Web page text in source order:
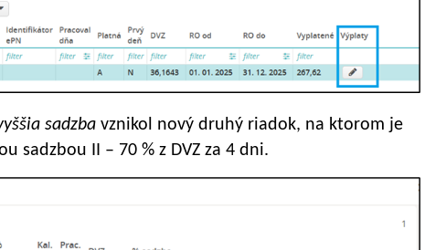
sadzba vznikol nový druhý riadok, na ktorom je
sadzbou II – 70 % z DVZ za 4 dni.